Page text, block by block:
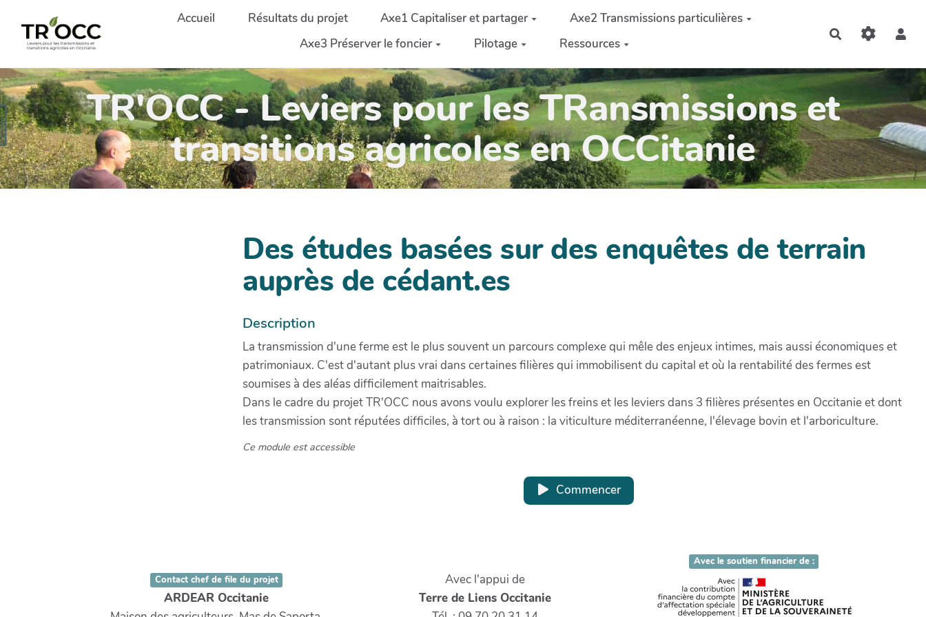
Aller au contenu principal Accueil Résultats du projet Axe1 Capitaliser et partager
Axe2 Transmissions particulières
Axe3 Préserver le foncier
Pilotage Ressources
Rechercher
TR'OCC - Leviers pour les TRansmissions et
transitions agricoles en OCCitanie
Des études basées sur des enquêtes de terrain
auprès de cédant.es
Description
La transmission d'une ferme est le plus souvent un parcours complexe qui mêle des enjeux intimes, mais aussi économiques et
patrimoniaux. C'est d'autant plus vrai dans certaines filières qui immobilisent du capital et où la rentabilité des fermes est
soumises à des aléas difficilement maitrisables.
Dans le cadre du projet TR'OCC nous avons voulu explorer les freins et les leviers dans 3 filières présentes en Occitanie et dont
les transmission sont réputées difficiles, à tort ou à raison : la viticulture méditerranéenne, l'élevage bovin et l'arboriculture.
Ce module est accessible
Commencer
Contact chef de file du projet
ARDEAR Occitanie
Avec l'appui de
Terre de Liens Occitanie
Avec le soutien financier de :